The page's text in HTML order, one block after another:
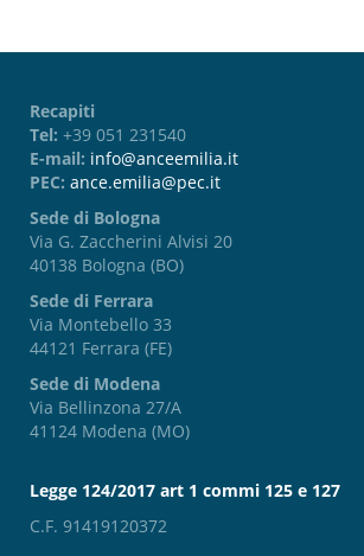
Recapiti
Tel: +39 051 231540
E-mail: info@anceemilia.it
PEC: ance.emilia@pec.it
Sede di Bologna
Via G. Zaccherini Alvisi 20
40138 Bologna (BO)
Sede di Ferrara
Via Montebello 33
44121 Ferrara (FE)
Sede di Modena
Via Bellinzona 27/A
41124 Modena (MO)
Legge 124/2017 art 1 commi 125 e 127
C.F. 91419120372